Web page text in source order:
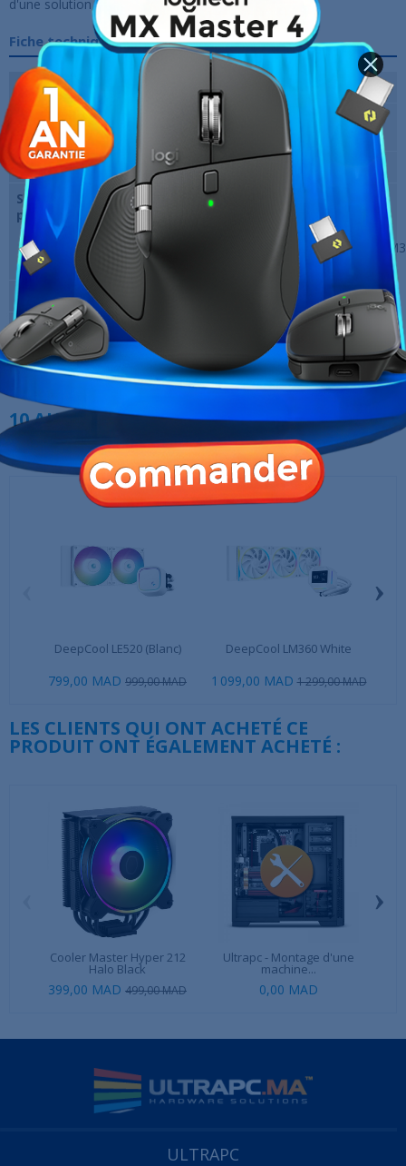
d'une solution de refroidissement haut de gamme.
Fiche technique
Matériau
Aluminium
Dimensions du
radiateur
396 x 120 x 27 mm
Ventilateur(s)
3x120mm
Support du
processeur
1150/1151/1155/1156/1200/1700
LGA 1366/2011/2011-3/2066 /
AM5/AM4/FM2+/FM2/FM1/AM3+/
Socket TR4/s TRX4/SP3
Marque
Garantie
Références spécifiques
10 AUTRES PRODUITS DANS LA MÊME
CATÉGORIE :
DeepCool LE520 (Blanc)
799,00 MAD 999,00 MAD
DeepCool LM360 White
1 099,00 MAD 1 299,00 MAD
›
LES CLIENTS QUI ONT ACHETÉ CE
PRODUIT ONT ÉGALEMENT ACHETÉ :
Cooler Master Hyper 212
Halo Black
399,00 MAD 499,00 MAD
Ultrapc - Montage d'une
machine...
0,00 MAD
›
ULTRAPC